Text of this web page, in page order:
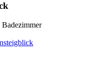
Badezimmer